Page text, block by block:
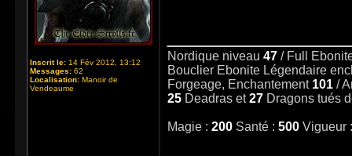
Inscrit le: 14 Fév 2012, 13:12
Messages: 62
Localisation: Manoir de
Vendeaume
Nordique niveau 47 / Full
Bouclier Ebonite Légendaire
Forgeage, Enchantement 101 /
25 Deadras et27 Dragons tués
Magie : 200 Santé : 500 Vigueur